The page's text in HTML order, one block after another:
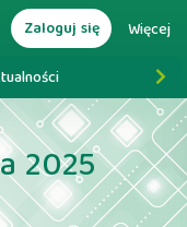
Zaloguj się Więcej
2025